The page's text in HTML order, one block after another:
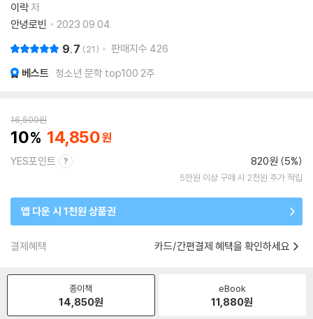
이락저
안녕로빈
2023.09.04.
9.7 21 판매지수 426
베스트 청소년 문학 top100 2주
16,500원
10 14,850
YES포인트 820원 (5%)
5만원 이상 구매 시 2천원 추가 적립
앱 다운 시 1천원 상품권
결제혜택 카드/간편결제 혜택을 확인하세요
종이책
14,850원
eBook
11,880원